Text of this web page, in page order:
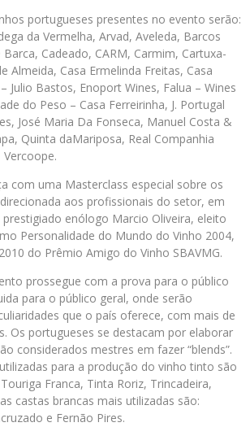
portugueses presentes no evento serão:
da Vermelha, Arvad, Aveleda, Barcos
Cadeado, CARM, Carmim, Cartuxa-
Almeida, Casa Ermelinda Freitas, Casa
Julio Bastos, Enoport Wines, Falua – Wines
do Peso – Casa Ferreirinha, J. Portugal
José Maria Da Fonseca, Manuel Costa &
Quinta daMariposa, Real Companhia
Vercoope.
com uma Masterclass especial sobre os
aos profissionais do setor, em
enólogo Marcio Oliveira, eleito
Personalidade do Mundo do Vinho 2004,
do Prêmio Amigo do Vinho SBAVMG.
prossegue com a prova para o público
para o público geral, onde serão
que o país oferece, com mais de
Os portugueses se destacam por elaborar
considerados mestres em fazer “blends”.
para a produção do vinho tinto são
Franca, Tinta Roriz, Trincadeira,
castas brancas mais utilizadas são:
e Fernão Pires.